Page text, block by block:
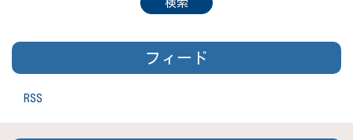
フィード
RSS